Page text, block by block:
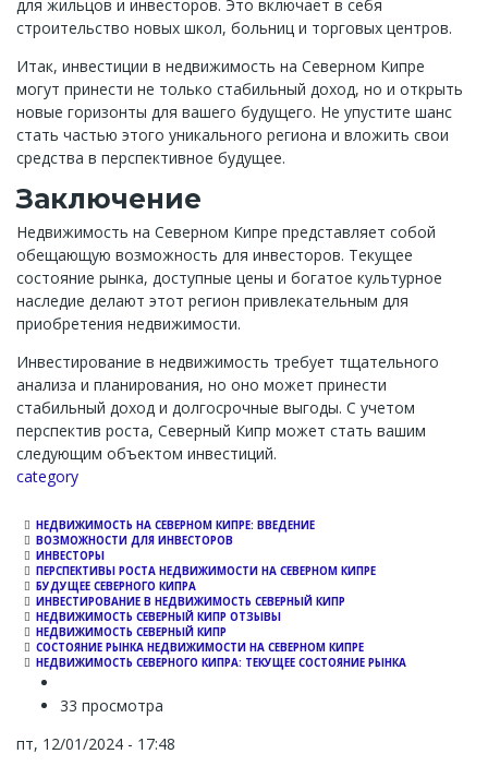
для жильцов и инвесторов. Это включает в себя
строительство новых школ, больниц и торговых центров.
Итак, инвестиции в недвижимость на Северном Кипре
могут принести не только стабильный доход, но и открыть
новые горизонты для вашего будущего. Не упустите шанс
стать частью этого уникального региона и вложить свои
средства в перспективное будущее.
Заключение
Недвижимость на Северном Кипре представляет собой
обещающую возможность для инвесторов. Текущее
состояние рынка, доступные цены и богатое культурное
наследие делают этот регион привлекательным для
приобретения недвижимости.
Инвестирование в недвижимость требует тщательного
анализа и планирования, но оно может принести
стабильный доход и долгосрочные выгоды. С учетом
перспектив роста, Северный Кипр может стать вашим
следующим объектом инвестиций.
Channel
category
НЕДВИЖИМОСТЬ НА СЕВЕРНОМ КИПРЕ: ВВЕДЕНИЕ
ВОЗМОЖНОСТИ ДЛЯ ИНВЕСТОРОВ
ИНВЕСТОРЫ
ПЕРСПЕКТИВЫ РОСТА НЕДВИЖИМОСТИ НА СЕВЕРНОМ КИПРЕ
БУДУЩЕЕ СЕВЕРНОГО КИПРА
ИНВЕСТИРОВАНИЕ В НЕДВИЖИМОСТЬ СЕВЕРНЫЙ КИПР
НЕДВИЖИМОСТЬ СЕВЕРНЫЙ КИПР ОТЗЫВЫ
НЕДВИЖИМОСТЬ СЕВЕРНЫЙ КИПР
СОСТОЯНИЕ РЫНКА НЕДВИЖИМОСТИ НА СЕВЕРНОМ КИПРЕ
НЕДВИЖИМОСТЬ СЕВЕРНОГО КИПРА: ТЕКУЩЕЕ СОСТОЯНИЕ РЫНКА
33 просмотра
пт, 12/01/2024 - 17:48